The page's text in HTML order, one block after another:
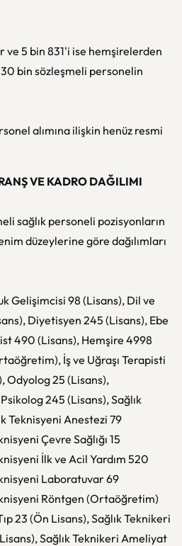
ve 5 bin 831'i ise hemşirelerden
bin sözleşmeli personelin
alımına ilişkin henüz resmi
VE KADRO DAĞILIMI
sağlık personeli pozisyonların
düzeylerine göre dağılımları
Gelişimcisi 98 (Lisans), Dil ve
Diyetisyen 245 (Lisans), Ebe
490 (Lisans), Hemşire 4998
İş ve Uğraşı Terapisti
Odyolog 25 (Lisans),
245 (Lisans), Sağlık
Teknisyeni Anestezi 79
Çevre Sağlığı 15
İlk ve Acil Yardım 520
Laboratuvar 69
Röntgen (Ortaöğretim)
23 (Ön Lisans), Sağlık Teknikeri
Sağlık Teknikeri Ameliyat